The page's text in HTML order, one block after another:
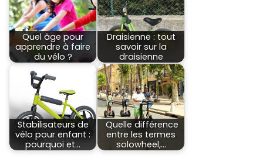
Quel âge pour
apprendre à faire
du vélo ?
Draisienne : tout
savoir sur la
draisienne
Stabilisateurs de
vélo pour enfant :
pourquoi et…
Quelle différence
entre les termes
solowheel,…